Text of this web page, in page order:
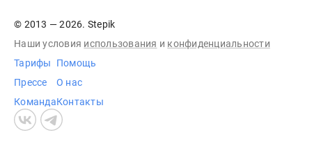
© 2013 — 2026. Stepik
Наши условия использования и конфиденциальности
Тарифы
Прессе
Команда
Помощь
О нас
Контакты